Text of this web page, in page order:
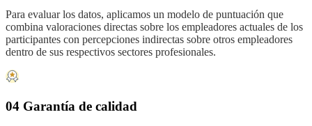
Para evaluar los datos, aplicamos un modelo de puntuación que
combina valoraciones directas sobre los empleadores actuales de los
participantes con percepciones indirectas sobre otros empleadores
dentro de sus respectivos sectores profesionales.
04 Garantía de calidad